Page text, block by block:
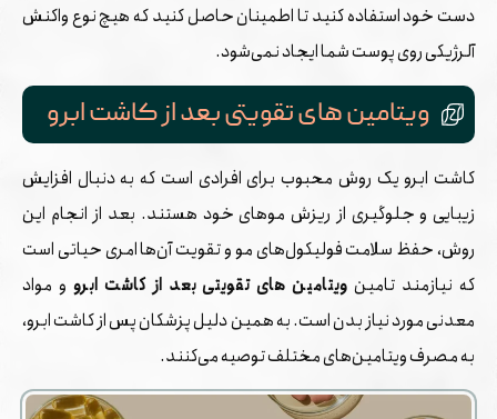
دست خود استفاده کنید تا اطمینان حاصل کنید که هیچ نوع واکنش
آلرژیکی روی پوست شما ایجاد نمی‌شود.
ویتامین های تقویتی بعد از کاشت ابرو
کاشت ابرو یک روش محبوب برای افرادی است که به دنبال افزایش
زیبایی و جلوگیری از ریزش موهای خود هستند. بعد از انجام این
روش، حفظ سلامت فولیکول‌های مو و تقویت آن‌ها امری حیاتی است
که نیازمند تامین ویتامین های تقویتی بعد از کاشت ابرو و مواد
معدنی مورد نیاز بدن است. به همین دلیل پزشکان پس از کاشت ابرو،
به مصرف ویتامین‌های مختلف توصیه می‌کنند.